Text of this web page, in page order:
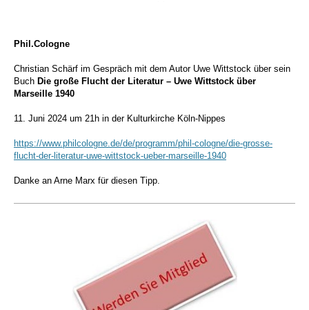
Phil.Cologne
Christian Schärf im Gespräch mit dem Autor Uwe Wittstock über sein
Buch Die große Flucht der Literatur – Uwe Wittstock über
Marseille 1940
11. Juni 2024 um 21h in der Kulturkirche Köln-Nippes
https://www.philcologne.de/de/programm/phil-cologne/die-grosse-
flucht-der-literatur-uwe-wittstock-ueber-marseille-1940
Danke an Arne Marx für diesen Tipp.